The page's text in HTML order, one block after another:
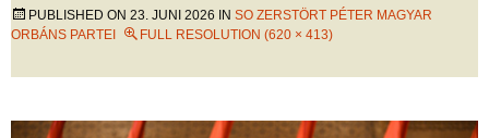
PUBLISHED ON 23. JUNI 2026 IN SO ZERSTÖRT PÉTER MAGYAR
ORBÁNS PARTEI
FULL RESOLUTION (620 × 413)